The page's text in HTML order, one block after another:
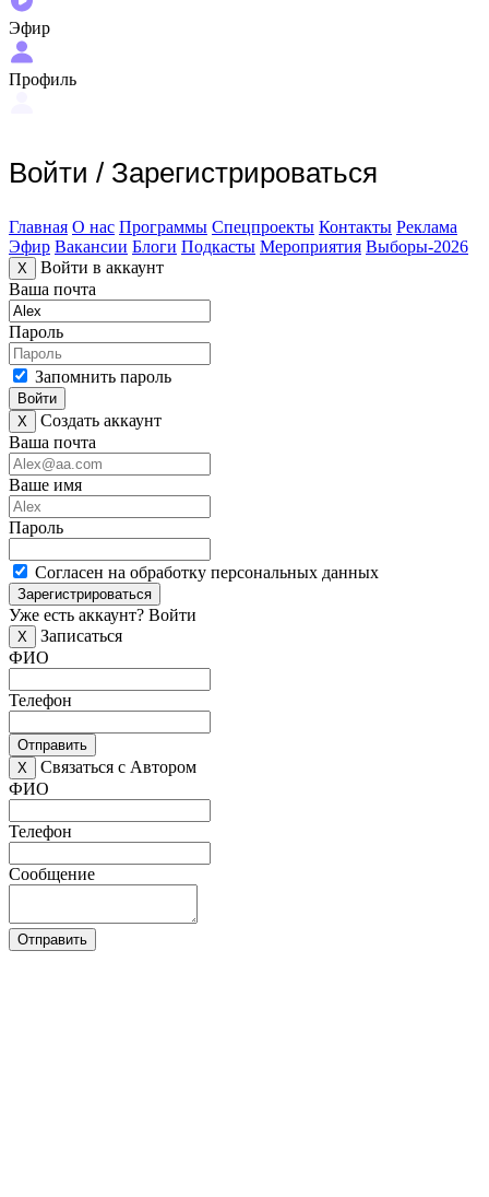
Эфир
Профиль
Войти / Зарегистрироваться
Главная О нас Программы Спецпроекты Контакты Реклама
Эфир Вакансии Блоги Подкасты Мероприятия Выборы-2026
X
Войти в аккаунт
Ваша почта
Пароль
Запомнить пароль
Войти
X
Создать аккаунт
Ваша почта
Ваше имя
Пароль
Согласен на обработку персональных данных
Зарегистрироваться
Уже есть аккаунт? Войти
X
Записаться
ФИО
Телефон
Отправить
X
Связаться с Автором
ФИО
Телефон
Сообщение
Отправить